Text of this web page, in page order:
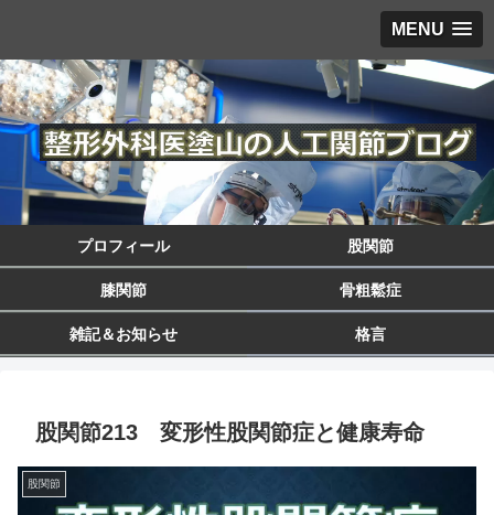
MENU
プロフィール 股関節
膝関節 骨粗鬆症
雑記＆お知らせ 格言
股関節213 変形性股関節症と健康寿命
股関節